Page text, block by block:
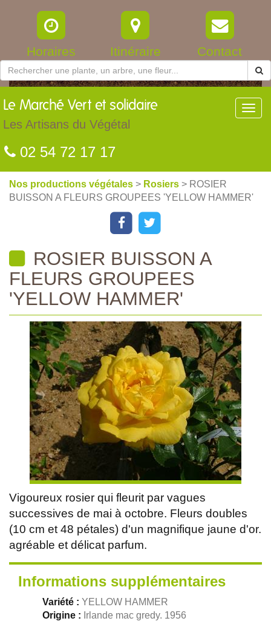
Horaires Itinéraire Contact
Le Marché Vert et solidaire
Les Artisans du Végétal
02 54 72 17 17
Nos productions végétales > Rosiers > ROSIER
BUISSON A FLEURS GROUPEES 'YELLOW HAMMER'
ROSIER BUISSON A
FLEURS GROUPEES
'YELLOW HAMMER'
Vigoureux rosier qui fleurit par vagues
successives de mai à octobre. Fleurs doubles
(10 cm et 48 pétales) d'un magnifique jaune d'or.
agréable et délicat parfum.
Informations supplémentaires
Variété : YELLOW HAMMER
Origine : Irlande mac gredy. 1956